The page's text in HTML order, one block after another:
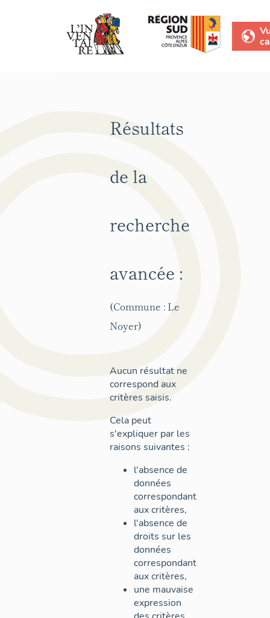
Résultats
de la
recherche
avancée :
(Commune : Le
Noyer)
Aucun résultat ne
correspond aux
critères saisis.
Cela peut
s'expliquer par les
raisons suivantes :
l'absence de
données
correspondant
aux critères,
l'absence de
droits sur les
données
correspondant
aux critères,
une mauvaise
expression